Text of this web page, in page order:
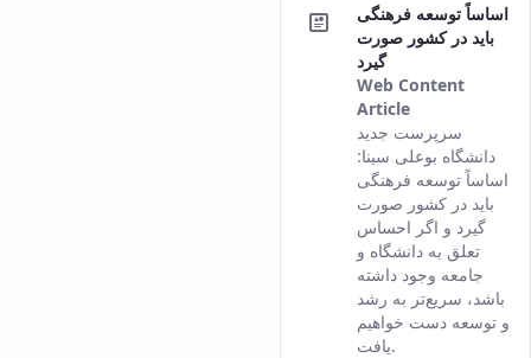
اساساً توسعه فرهنگی
باید در کشور صورت
گیرد
Web Content
Article
comes from
the Persian
version of
this content.
سرپرست جدید
دانشگاه بوعلی ‌سینا:
اساساً توسعه فرهنگی
باید در کشور صورت
گیرد و اگر احساس
تعلق به دانشگاه و
جامعه وجود داشته
باشد، سریع‌تر به رشد
و توسعه دست خواهیم
یافت.